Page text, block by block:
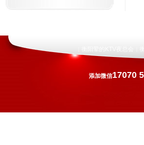
添加微信17070